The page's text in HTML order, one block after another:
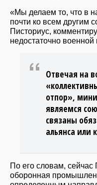
«Мы делаем то, что в
почти ко всем другим
Писториус,
недостаточно
Отвечая на
отпор»,
являемся
связаны
альянса или
По его словам, сейчас
оборонная